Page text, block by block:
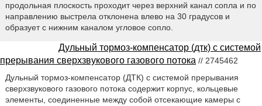
продольная плоскость проходит через верхний канал сопла и по
направлению выстрела отклонена влево на 30 градусов и
образует с нижним каналом угловое сопло.
Дульный тормоз-компенсатор (дтк) с системой
прерывания сверхзвукового газового потока // 2745462
Дульный тормоз-компенсатор (ДТК) с системой прерывания
сверхзвукового газового потока содержит корпус, кольцевые
элементы, соединенные между собой отсекающие камеры с